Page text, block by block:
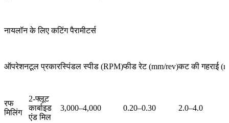
नायलॉन के लिए कटिंग पैरामीटर्स
ऑपरेशनटूल प्रकारस्पिंडल स्पीड (RPM)फीड रेट (mm/rev)कट की गहराई
रफ
मिलिंग
2-फ्लूट
कार्बाइड
एंड मिल
3,000–4,000 0.20–0.30 2.0–4.0